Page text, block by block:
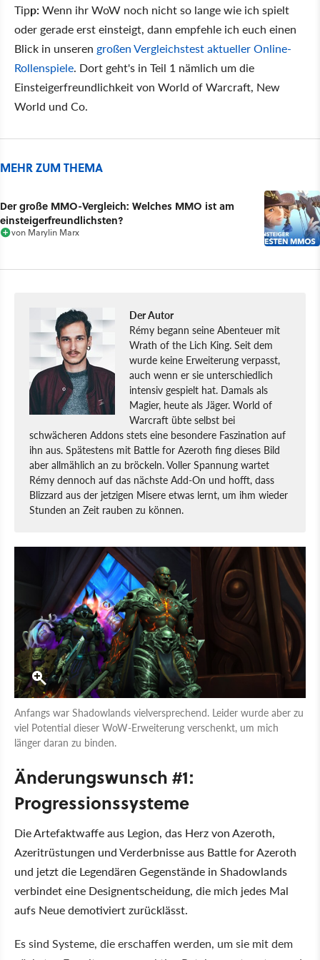
Tipp:Wenn ihr WoW noch nicht so lange wie ich spielt
oder gerade erst einsteigt, dann empfehle ich euch einen
Blick in unseren großen Vergleichstest aktueller Online-
Rollenspiele. Dort geht's in Teil 1 nämlich um die
Einsteigerfreundlichkeit von World of Warcraft, New
World und Co.
MEHR ZUM THEMA
Der große MMO-Vergleich: Welches MMO ist am
einsteigerfreundlichsten?
von Marylin Marx
Der Autor
Rémy begann seine Abenteuer mit
Wrath of the Lich King. Seit dem
wurde keine Erweiterung verpasst,
auch wenn er sie unterschiedlich
intensiv gespielt hat. Damals als
Magier, heute als Jäger. World of
Warcraft übte selbst bei
schwächeren Addons stets eine besondere Faszination auf
ihn aus. Spätestens mit Battle for Azeroth fing dieses Bild
aber allmählich an zu bröckeln. Voller Spannung wartet
Rémy dennoch auf das nächste Add-On und hofft, dass
Blizzard aus der jetzigen Misere etwas lernt, um ihm wieder
Stunden an Zeit rauben zu können.
Anfangs war Shadowlands vielversprechend. Leider wurde aber zu
viel Potential dieser WoW-Erweiterung verschenkt, um mich
länger daran zu binden.
Änderungswunsch #1:
Progressionssysteme
Die Artefaktwaffe aus Legion, das Herz von Azeroth,
Azeritrüstungen und Verderbnisse aus Battle for Azeroth
und jetzt die Legendären Gegenstände in Shadowlands
verbindet eine Designentscheidung, die mich jedes Mal
aufs Neue demotiviert zurücklässt.
Es sind Systeme, die erschaffen werden, um sie mit dem